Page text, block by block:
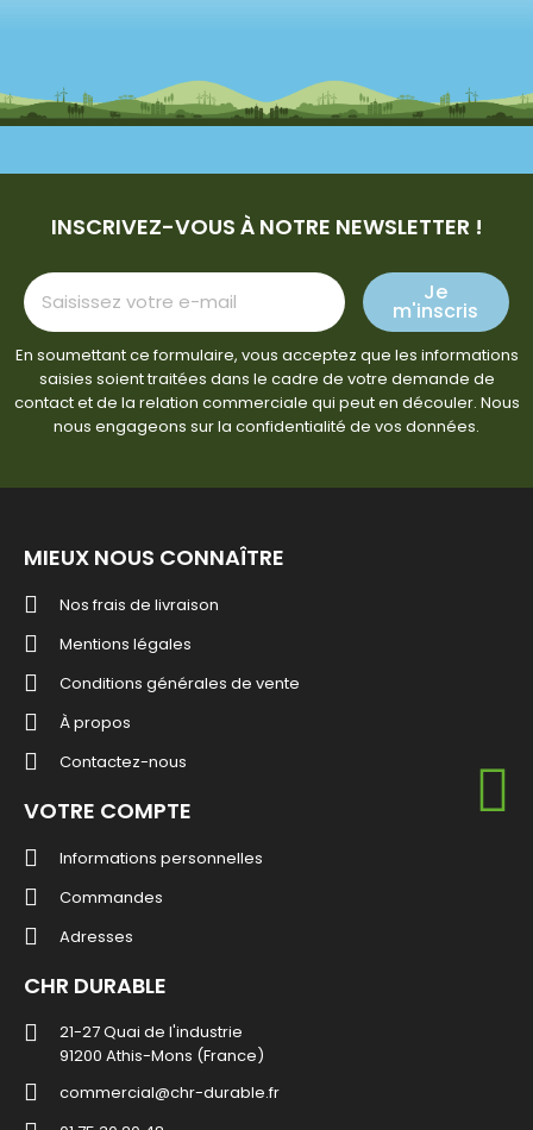
INSCRIVEZ-VOUS À NOTRE NEWSLETTER !
Je
m'inscris
En soumettant ce formulaire, vous acceptez que les informations
saisies soient traitées dans le cadre de votre demande de
contact et de la relation commerciale qui peut en découler. Nous
nous engageons sur la confidentialité de vos données.
MIEUX NOUS CONNAÎTRE
Nos frais de livraison
Mentions légales
Conditions générales de vente
À propos
Contactez-nous
VOTRE COMPTE
Informations personnelles
Commandes
Adresses
CHR DURABLE
21-27 Quai de l'industrie
91200 Athis-Mons (France)
commercial@chr-durable.fr